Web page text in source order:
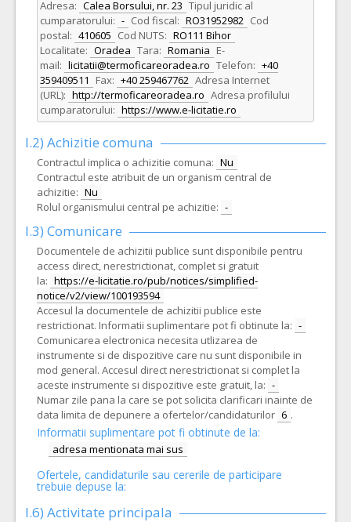
Adresa: Calea Borsului, nr. 23 Tipul juridic al
cumparatorului: - Cod fiscal: RO31952982 Cod
postal: 410605 Cod NUTS: RO111 Bihor
Localitate: Oradea Tara: Romania E-
mail: licitatii@termoficareoradea.ro Telefon: +40
359409511
Fax: +40 259467762 Adresa Internet
(URL): http://termoficareoradea.ro Adresa profilului
cumparatorului: https://www.e-licitatie.ro
I.2) Achizitie comuna
Contractul implica o achizitie comuna: Nu
Contractul este atribuit de un organism central de
achizitie: Nu
Rolul organismului central pe achizitie: -
I.3) Comunicare
Documentele de achizitii publice sunt disponibile pentru
access direct, nerestrictionat, complet si gratuit
la: https://e-licitatie.ro/pub/notices/simplified-
notice/v2/view/100193594
Accesul la documentele de achizitii publice este
restrictionat. Informatii suplimentare pot fi obtinute la: -
Comunicarea electronica necesita utlizarea de
instrumente si de dispozitive care nu sunt disponibile in
mod general. Accesul direct nerestrictionat si complet la
aceste instrumente si dispozitive este gratuit, la: -
Numar zile pana la care se pot solicita clarificari inainte de
data limita de depunere a ofertelor/candidaturilor 6 .
Informatii suplimentare pot fi obtinute de la:
adresa mentionata mai sus
Ofertele, candidaturile sau cererile de participare
trebuie depuse la:
I.6) Activitate principala